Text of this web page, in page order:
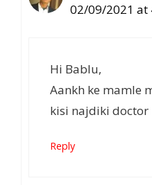
02/09/2021 at
Hi Bablu,
Aankh ke mamle
kisi najdiki doctor
Reply